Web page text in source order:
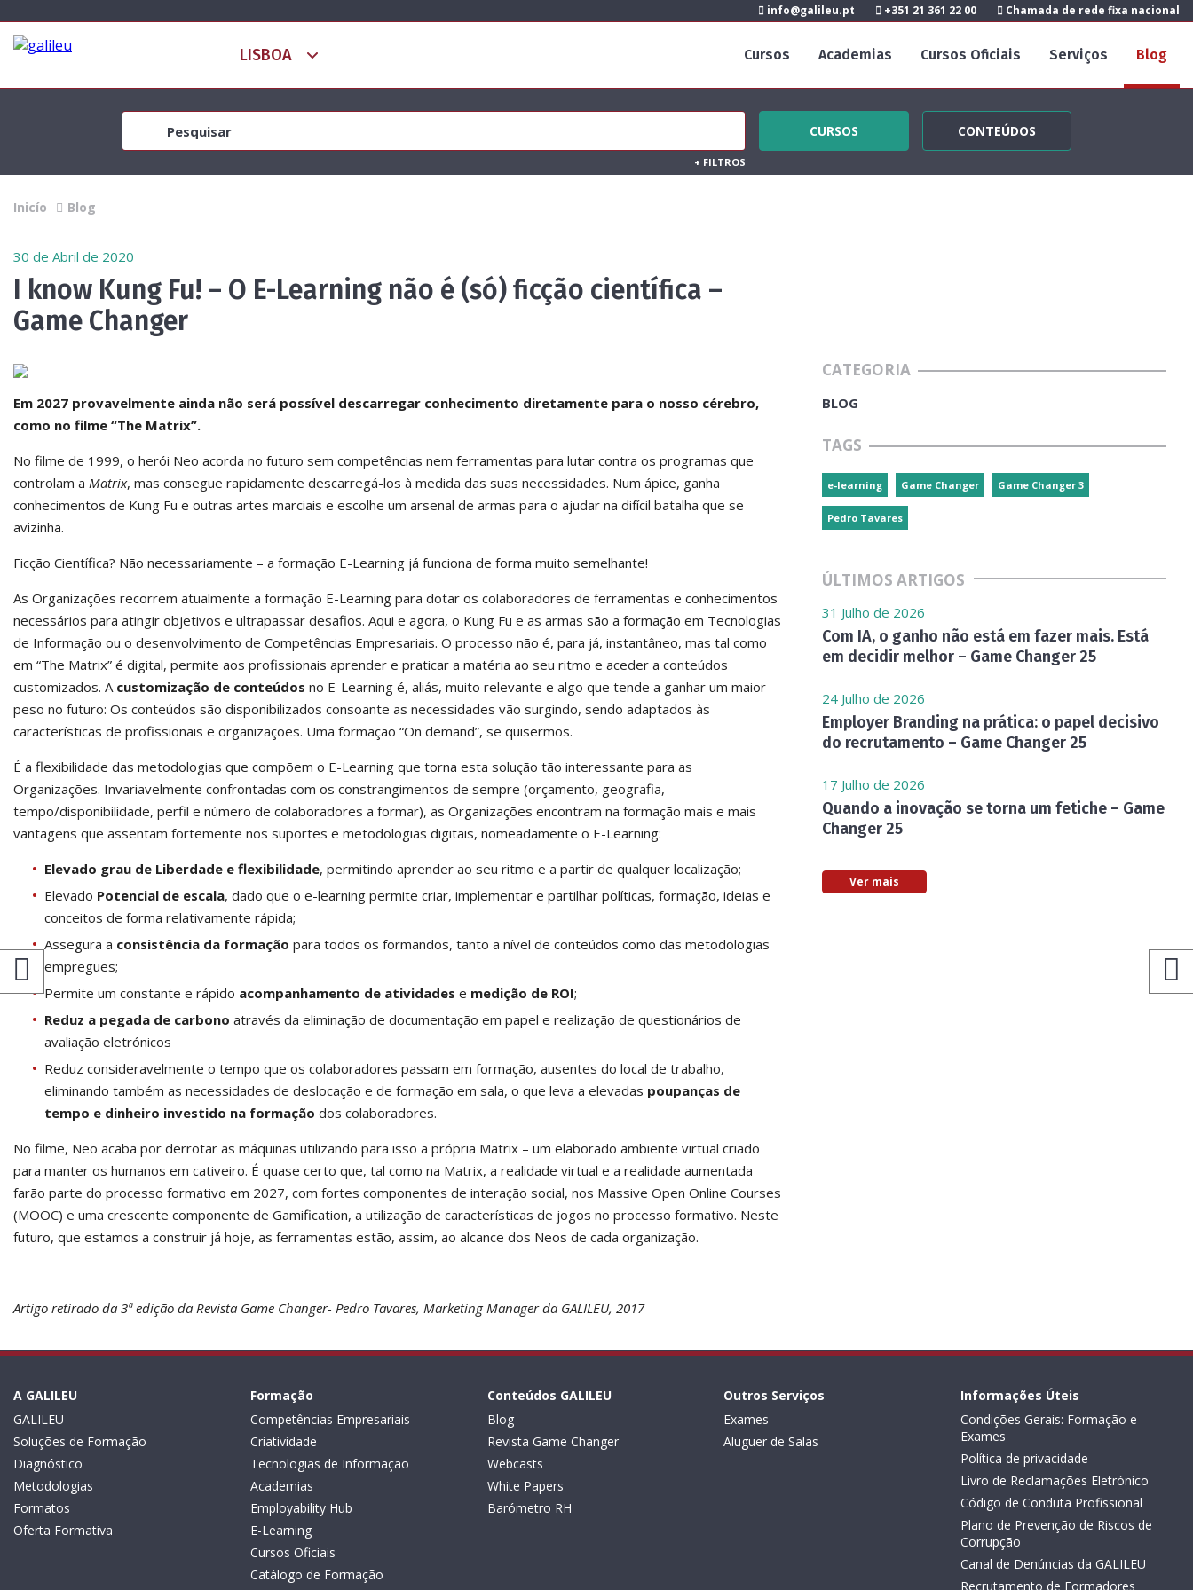
info@galileu.pt +351 21 361 22 00 Chamada de rede fixa nacional
Cursos Academias Cursos Oficiais Serviços Blog
CURSOS CONTEÚDOS
+ FILTROS
Inicío Blog
30 de Abril de 2020
I know Kung Fu! – O E-Learning não é (só) ficção científica –
Game Changer
Em 2027 provavelmente ainda não será possível descarregar conhecimento diretamente para o nosso cérebro,
como no filme “The Matrix”.
No filme de 1999, o herói Neo acorda no futuro sem competências nem ferramentas para lutar contra os programas que
controlam a Matrix, mas consegue rapidamente descarregá-los à medida das suas necessidades. Num ápice, ganha
conhecimentos de Kung Fu e outras artes marciais e escolhe um arsenal de armas para o ajudar na difícil batalha que se
avizinha.
Ficção Científica? Não necessariamente – a formação E-Learning já funciona de forma muito semelhante!
As Organizações recorrem atualmente a formação E-Learning para dotar os colaboradores de ferramentas e conhecimentos
necessários para atingir objetivos e ultrapassar desafios. Aqui e agora, o Kung Fu e as armas são a formação em Tecnologias
de Informação ou o desenvolvimento de Competências Empresariais. O processo não é, para já, instantâneo, mas tal como
em “The Matrix” é digital, permite aos profissionais aprender e praticar a matéria ao seu ritmo e aceder a conteúdos
customizados. A customização de conteúdos no E-Learning é, aliás, muito relevante e algo que tende a ganhar um maior
peso no futuro: Os conteúdos são disponibilizados consoante as necessidades vão surgindo, sendo adaptados às
características de profissionais e organizações. Uma formação “On demand”, se quisermos.
É a flexibilidade das metodologias que compõem o E-Learning que torna esta solução tão interessante para as
Organizações. Invariavelmente confrontadas com os constrangimentos de sempre (orçamento, geografia,
tempo/disponibilidade, perfil e número de colaboradores a formar), as Organizações encontram na formação mais e mais
vantagens que assentam fortemente nos suportes e metodologias digitais, nomeadamente o E-Learning:
Elevado grau de Liberdade e flexibilidade, permitindo aprender ao seu ritmo e a partir de qualquer localização;
Elevado Potencial de escala, dado que o e-learning permite criar, implementar e partilhar políticas, formação, ideias e
conceitos de forma relativamente rápida;
Assegura a consistência da formação para todos os formandos, tanto a nível de conteúdos como das metodologias
empregues;
Permite um constante e rápido acompanhamento de atividades e medição de ROI;
Reduz a pegada de carbono através da eliminação de documentação em papel e realização de questionários de
avaliação eletrónicos
Reduz consideravelmente o tempo que os colaboradores passam em formação, ausentes do local de trabalho,
eliminando também as necessidades de deslocação e de formação em sala, o que leva a elevadas poupanças de
tempo e dinheiro investido na formação dos colaboradores.
No filme, Neo acaba por derrotar as máquinas utilizando para isso a própria Matrix – um elaborado ambiente virtual criado
para manter os humanos em cativeiro. É quase certo que, tal como na Matrix, a realidade virtual e a realidade aumentada
farão parte do processo formativo em 2027, com fortes componentes de interação social, nos Massive Open Online Courses
(MOOC) e uma crescente componente de Gamification, a utilização de características de jogos no processo formativo. Neste
futuro, que estamos a construir já hoje, as ferramentas estão, assim, ao alcance dos Neos de cada organização.
Artigo retirado da 3ª edição da Revista Game Changer- Pedro Tavares, Marketing Manager da GALILEU, 2017
CATEGORIA
BLOG
TAGS
e-learning Game Changer Game Changer 3
Pedro Tavares
ÚLTIMOS ARTIGOS
31 Julho de 2026
Com IA, o ganho não está em fazer mais. Está
em decidir melhor – Game Changer 25
24 Julho de 2026
Employer Branding na prática: o papel decisivo
do recrutamento – Game Changer 25
17 Julho de 2026
Quando a inovação se torna um fetiche – Game
Changer 25
Ver mais
A GALILEU
GALILEU
Soluções de Formação
Diagnóstico
Metodologias
Formatos
Oferta Formativa
Formação
Competências Empresariais
Criatividade
Tecnologias de Informação
Academias
Employability Hub
E-Learning
Cursos Oficiais
Catálogo de Formação
Conteúdos GALILEU
Blog
Revista Game Changer
Webcasts
White Papers
Barómetro RH
Outros Serviços
Exames
Aluguer de Salas
Informações Úteis
Condições Gerais: Formação e
Exames
Política de privacidade
Livro de Reclamações Eletrónico
Código de Conduta Profissional
Plano de Prevenção de Riscos de
Corrupção
Canal de Denúncias da GALILEU
Recrutamento de Formadores